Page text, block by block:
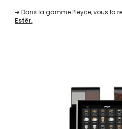
➜ Dans la gamme Pleyce, vous la
Estër.